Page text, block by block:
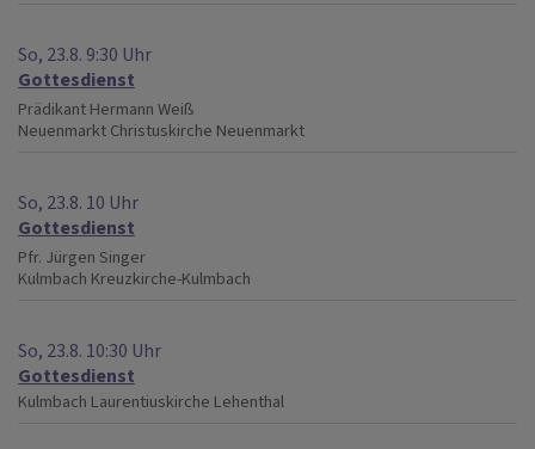
So, 23.8. 9:30 Uhr
Gottesdienst
Prädikant Hermann Weiß
Neuenmarkt Christuskirche Neuenmarkt
So, 23.8. 10 Uhr
Gottesdienst
Pfr. Jürgen Singer
Kulmbach Kreuzkirche-Kulmbach
So, 23.8. 10:30 Uhr
Gottesdienst
Kulmbach Laurentiuskirche Lehenthal